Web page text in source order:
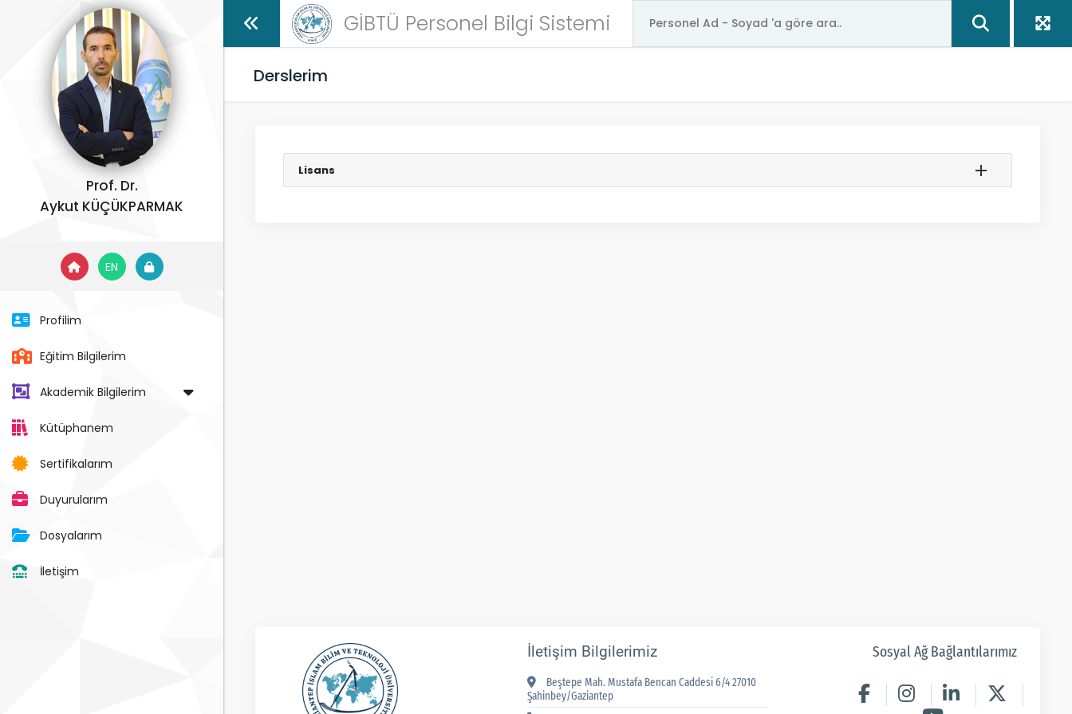
Prof. Dr.
Aykut KÜÇÜKPARMAK
EN
Profilim
Eğitim Bilgilerim
Akademik Bilgilerim
Kütüphanem
Sertifikalarım
Duyurularım
Dosyalarım
İletişim
GİBTÜ Personel Bilgi Sistemi
Derslerim
Lisans
İletişim Bilgilerimiz
Beştepe Mah. Mustafa Bencan Caddesi 6/4 27010
Şahinbey/Gaziantep
Sosyal Ağ Bağlantılarımız